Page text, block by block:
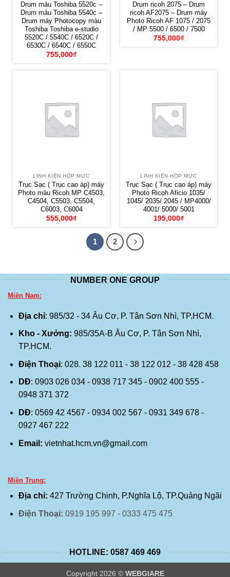
Drum màu Toshiba 5520c –
Drum màu Toshiba 5540c –
Drum máy Photocopy màu
Toshiba Toshiba e-studio
5520C / 5540C / 6520C /
6530C / 6540C / 6550C
755,000₫
Drum ricoh 2075 – Drum
ricoh AF2075 – Drum máy
Photo Ricoh AF 1075 / 2075
/ MP 5500 / 6500 / 7500
755,000₫
LINH KIỆN HỘP MỰC
Trục Sạc ( Trục cao áp) máy
Photo màu Ricoh MP C4503,
C4504, C5503, C5504,
C6003, C6004
555,000₫
LINH KIỆN HỘP MỰC
Trục Sạc ( Trục cao áp) máy
Photo Ricoh Aficio 1035/
1045/ 2035/ 2045 / MP4000/
4001/ 5000/ 5001
195,000₫
1 2
NUMBER ONE GROUP
Miền Nam:
Địa chỉ: 985/32 - 34 Âu Cơ, P. Tân Sơn Nhì, TP.HCM.
Kho - Xưởng: 985/35A-B Âu Cơ, P. Tân Sơn Nhì,
TP.HCM.
Điện Thoại: 028. 38 122 011 - 38 122 012 - 38 428 458
DĐ: 0903 026 034 - 0938 717 345 - 0902 400 555 -
0948 371 372
DĐ: 0569 42 4567 - 0934 002 567 - 0931 349 678 -
0927 467 222
Email: vietnhat.hcm.vn@gmail.com
Miền Trung:
Địa chỉ: 427 Trường Chinh, P.Nghĩa Lộ, TP.Quảng Ngãi
Điện Thoại: 0919 195 997 - 0333 475 475
HOTLINE: 0587 469 469
Copyright 2026 © WEBGIARE